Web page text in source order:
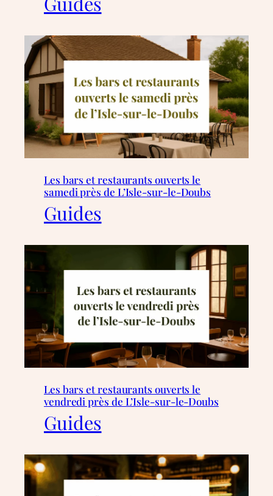
Les bars et restaurants ouverts le
samedi près de L’Isle-sur-le-Doubs
Guides
Les bars et restaurants ouverts le
vendredi près de L’Isle-sur-le-Doubs
Guides